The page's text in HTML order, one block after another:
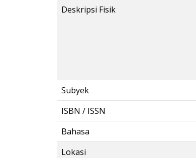
Deskripsi Fisik
Subyek
ISBN / ISSN
Bahasa
Lokasi